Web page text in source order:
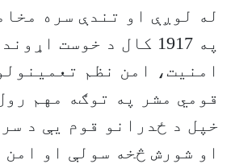
له لوږې او تندې سره
په 1917 کال د خوست
امنیت، امن نظم
قومي مشر په توګه مهم
خپل د ځدرانو قوم یې د
او شورش څخه سولې او امن